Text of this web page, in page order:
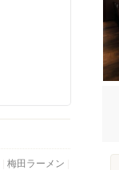
梅田ラーメン